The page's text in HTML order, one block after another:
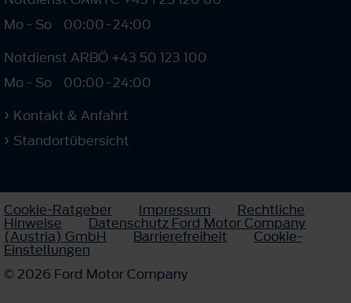
Mo - So
00:00-24:00
Notdienst ARBÖ +43 50 123 100
Mo - So
00:00-24:00
Kontakt & Anfahrt
Standortübersicht
Cookie-Ratgeber Impressum Rechtliche
Hinweise Datenschutz Ford Motor Company
(Austria) GmbH Barrierefreiheit Cookie-
Einstellungen
© 2026 Ford Motor Company